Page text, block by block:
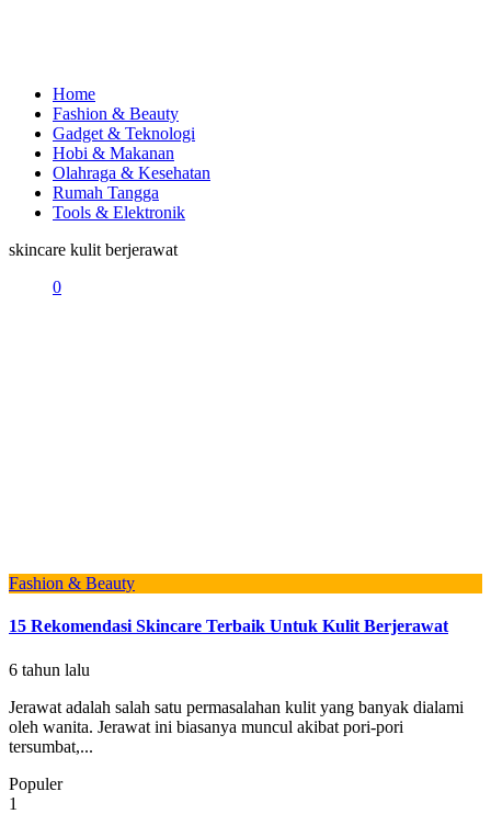
Home
Fashion & Beauty
Gadget & Teknologi
Hobi & Makanan
Olahraga & Kesehatan
Rumah Tangga
Tools & Elektronik
skincare kulit berjerawat
0
Fashion & Beauty
15 Rekomendasi Skincare Terbaik Untuk Kulit Berjerawat
6 tahun lalu
Jerawat adalah salah satu permasalahan kulit yang banyak dialami
oleh wanita. Jerawat ini biasanya muncul akibat pori-pori
tersumbat,...
Populer
1